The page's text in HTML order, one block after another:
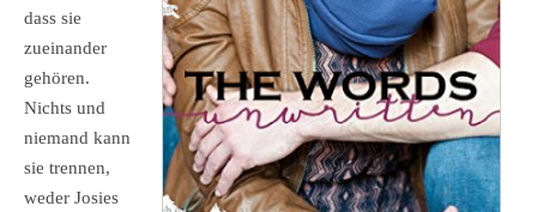
dass sie
zueinander
gehören.
Nichts und
niemand kann
sie trennen,
weder Josies